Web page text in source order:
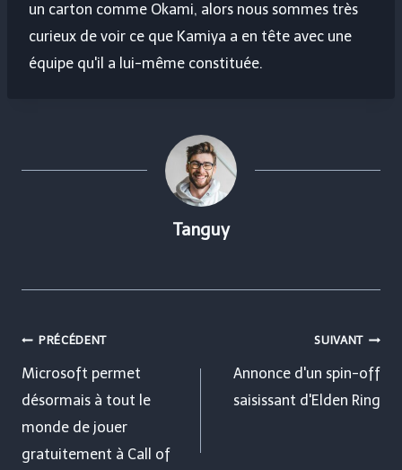
un carton comme Okami, alors nous sommes très
curieux de voir ce que Kamiya a en tête avec une
équipe qu'il a lui-même constituée.
Tanguy
Navigation
de
l’article
PRÉCÉDENT
Microsoft permet
désormais à tout le
monde de jouer
gratuitement à Call of
SUIVANT
Annonce d'un spin-off
saisissant d'Elden Ring